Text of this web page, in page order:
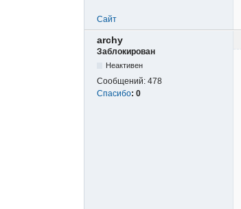
Сайт
archy
Заблокирован
Неактивен
Сообщений: 478
Спасибо: 0